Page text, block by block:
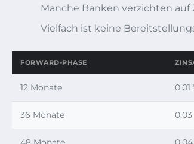
Manche Banken verzichten auf
Vielfach ist keine
FORWARD-PHASE
12 Monate 0,01
36 Monate 0,03